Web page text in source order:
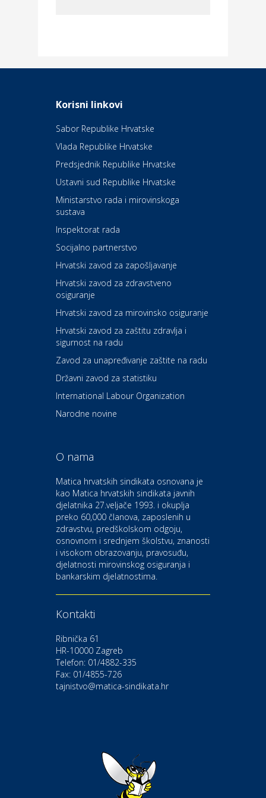
Daruvarske toplice – ljekovita
Kultura i edukacija
Kazalište Kerempuh
Kultura i edukacija
Kazalište ZKM
Auto-moto i tehnika
Zdravlje i osiguranje
Povoljnosti
Dental Sudar
Dom i dizajn
Euro-vrt – kosilice, motorne
Odmor
Bistrica
Auto-moto i tehnika
CIAK Auto d.o.o.
Kultura i edukacija
Kazalište Gavella
Moda i ljepota
Gastro
Hotel Bunčić Vrbovec
Izletište i vinotočje VINIA
Korisni linkovi
Sabor Republike Hrvatske
Vlada Republike Hrvatske
Predsjednik Republike Hrvatske
Ustavni sud Republike Hrvatske
Ministarstvo rada i mirovinskoga
sustava
Inspektorat rada
Socijalno partnerstvo
Hrvatski zavod za zapošljavanje
Hrvatski zavod za zdravstveno
osiguranje
Hrvatski zavod za mirovinsko osiguranje
Hrvatski zavod za zaštitu zdravlja i
sigurnost na radu
Zavod za unapređivanje zaštite na radu
Državni zavod za statistiku
International Labour Organization
Narodne novine
O nama
Matica hrvatskih sindikata osnovana je
kao Matica hrvatskih sindikata javnih
djelatnika 27.veljače 1993. i okuplja
preko 60,000 članova, zaposlenih u
zdravstvu, predškolskom odgoju,
osnovnom i srednjem školstvu, znanosti
i visokom obrazovanju, pravosuđu,
djelatnosti mirovinskog osiguranja i
bankarskim djelatnostima.
Kontakti
Ribnička 61
HR-10000 Zagreb
Telefon: 01/4882-335
Fax: 01/4855-726
tajnistvo@matica-sindikata.hr